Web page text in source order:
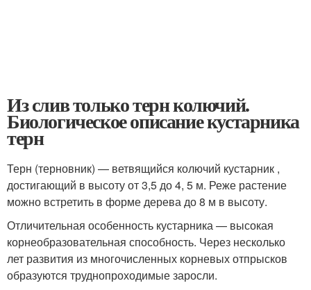
Из слив только терн колючий.
Биологическое описание кустарника
терн
Терн (терновник) — ветвящийся колючий кустарник ,
достигающий в высоту от 3,5 до 4, 5 м. Реже растение
можно встретить в форме дерева до 8 м в высоту.
Отличительная особенность кустарника — высокая
корнеобразовательная способность. Через несколько
лет развития из многочисленных корневых отпрысков
образуются труднопроходимые заросли.